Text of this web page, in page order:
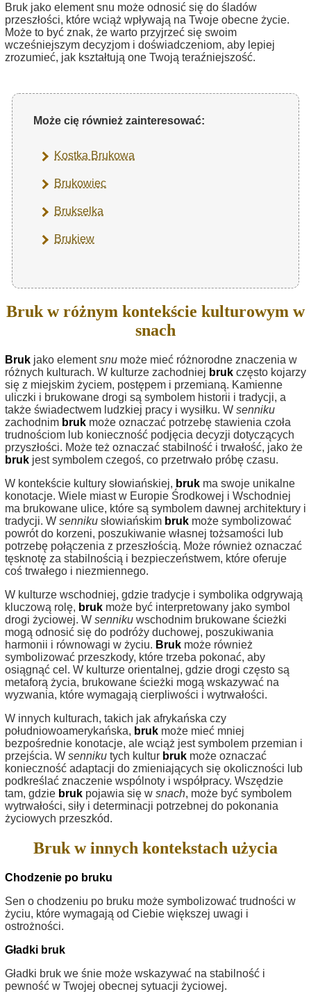
Bruk jako element snu może odnosić się do śladów
przeszłości, które wciąż wpływają na Twoje obecne życie.
Może to być znak, że warto przyjrzeć się swoim
wcześniejszym decyzjom i doświadczeniom, aby lepiej
zrozumieć, jak kształtują one Twoją teraźniejszość.
Może cię również zainteresować:
Kostka Brukowa
Brukowiec
Brukselka
Brukiew
Bruk w różnym kontekście kulturowym w
snach
Bruk jako elementsnu może mieć różnorodne znaczenia w
różnych kulturach. W kulturze zachodniej bruk często kojarzy
się z miejskim życiem, postępem i przemianą. Kamienne
uliczki i brukowane drogi są symbolem historii i tradycji, a
także świadectwem ludzkiej pracy i wysiłku. W senniku
zachodnim bruk może oznaczać potrzebę stawienia czoła
trudnościom lub konieczność podjęcia decyzji dotyczących
przyszłości. Może też oznaczać stabilność i trwałość, jako że
bruk jest symbolem czegoś, co przetrwało próbę czasu.
W kontekście kultury słowiańskiej, bruk ma swoje unikalne
konotacje. Wiele miast w Europie Środkowej i Wschodniej
ma brukowane ulice, które są symbolem dawnej architektury i
tradycji. W senniku słowiańskim bruk może symbolizować
powrót do korzeni, poszukiwanie własnej tożsamości lub
potrzebę połączenia z przeszłością. Może również oznaczać
tęsknotę za stabilnością i bezpieczeństwem, które oferuje
coś trwałego i niezmiennego.
W kulturze wschodniej, gdzie tradycje i symbolika odgrywają
kluczową rolę, bruk może być interpretowany jako symbol
drogi życiowej. W senniku wschodnim brukowane ścieżki
mogą odnosić się do podróży duchowej, poszukiwania
harmonii i równowagi w życiu. Bruk może również
symbolizować przeszkody, które trzeba pokonać, aby
osiągnąć cel. W kulturze orientalnej, gdzie drogi często są
metaforą życia, brukowane ścieżki mogą wskazywać na
wyzwania, które wymagają cierpliwości i wytrwałości.
W innych kulturach, takich jak afrykańska czy
południowoamerykańska, bruk może mieć mniej
bezpośrednie konotacje, ale wciąż jest symbolem przemian i
przejścia. W senniku tych kultur bruk może oznaczać
konieczność adaptacji do zmieniających się okoliczności lub
podkreślać znaczenie wspólnoty i współpracy. Wszędzie
tam, gdzie bruk pojawia się w snach, może być symbolem
wytrwałości, siły i determinacji potrzebnej do pokonania
życiowych przeszkód.
Bruk w innych kontekstach użycia
Chodzenie po bruku
Sen o chodzeniu po bruku może symbolizować trudności w
życiu, które wymagają od Ciebie większej uwagi i
ostrożności.
Gładki bruk
Gładki bruk we śnie może wskazywać na stabilność i
pewność w Twojej obecnej sytuacji życiowej.